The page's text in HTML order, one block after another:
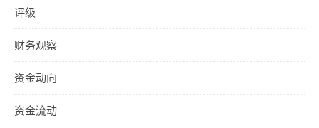
评级
财务观察
资金动向
资金流动